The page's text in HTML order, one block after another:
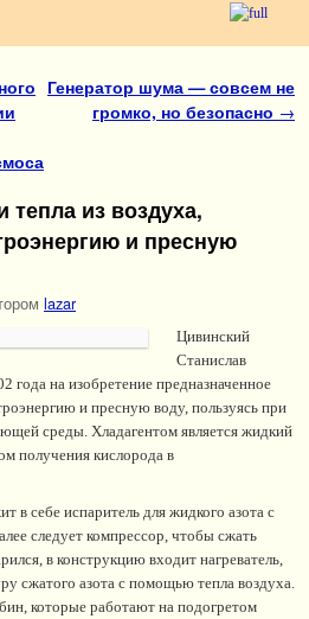
Генератор шума — совсем не
громко, но безопасно →
тепла из воздуха,
и пресную
lazar
Цивинский
Станислав
года на изобретение предназначенное
и пресную воду, пользуясь при
среды. Хладагентом является жидкий
получения кислорода в
в себе испаритель для жидкого азота с
следует компрессор, чтобы сжать
в конструкцию входит нагреватель,
сжатого азота с помощью тепла воздуха.
которые работают на подогретом